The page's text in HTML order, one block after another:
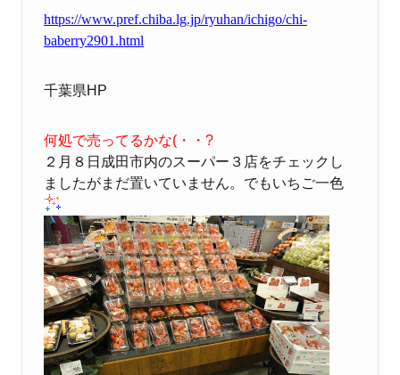
https://www.pref.chiba.lg.jp/ryuhan/ichigo/chi-
baberry2901.html
千葉県HP
何処で売ってるかな(・・?
２月８日成田市内のスーパー３店をチェックし
ましたがまだ置いていません。でもいちご一色